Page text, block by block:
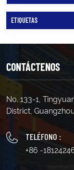
ETIQUETAS
CONTÁCTENOS
No. 133-1,
District,
TELÉFONO :
+86 -